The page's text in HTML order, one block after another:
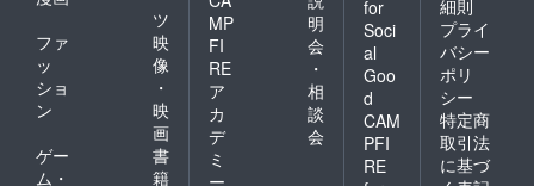
ow」
「こど
もの
チュー
バマン
ショー
「TUB
ARKOU
良さが
加わっ
たより
いっそ
う深み
と幅の
ある音
楽が好
評。 ス
活動の
一方、
言語聴
覚士と
して医
療現
場・療
育現場
に携わ
りその
ツ
ファ
ッ
ショ
ン
映
像
・
映
画
ゲー
ム・
書
籍
MP
FI
RE
ア
カ
デ
ミ
ー
明
会
・
相
談
会
for
Soci
al
Goo
d
CAM
PFI
RE
細則
プライ
バシー
ポリ
シー
特定商
取引法
に基づ